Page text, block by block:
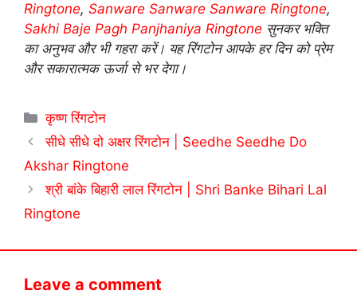
Ringtone, Sanware Sanware Sanware Ringtone,
Sakhi Baje Pagh Panjhaniya Ringtone सुनकर भक्ति
का अनुभव और भी गहरा करें। यह रिंगटोन आपके हर दिन को प्रेम
और सकारात्मक ऊर्जा से भर देगा।
Categories
कृष्ण रिंगटोन
सीधे सीधे दो अक्षर रिंगटोन | Seedhe Seedhe Do
Akshar Ringtone
श्री बांके बिहारी लाल रिंगटोन | Shri Banke Bihari Lal
Ringtone
Leave a comment